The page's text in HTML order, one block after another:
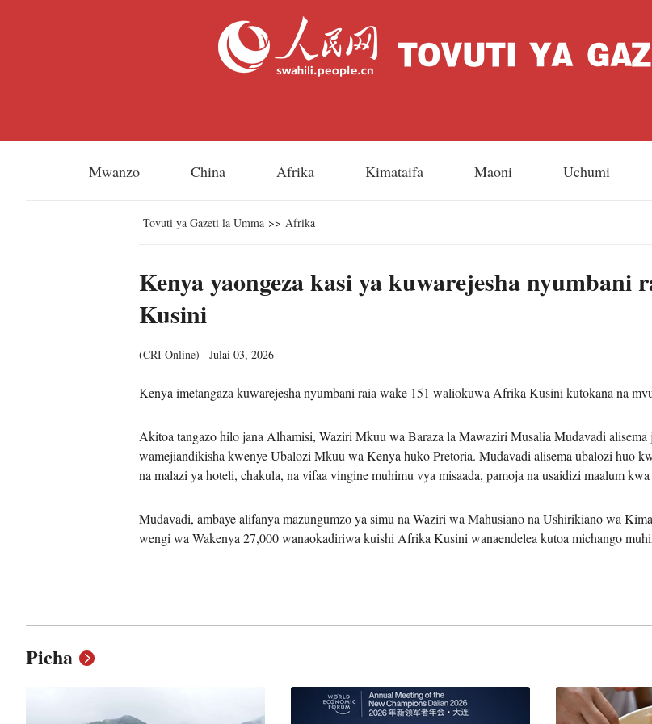
Mwanzo China Afrika Kimataifa Maoni Uchumi
Tovuti ya Gazeti la Umma >> Afrika
Kenya yaongeza kasi ya kuwarejesha
Kusini
(CRI Online) Julai 03, 2026
Kenya imetangaza kuwarejesha nyumbani raia wake 151 waliokuwa Afrika Kusini kutokana na
Akitoa tangazo hilo jana Alhamisi, Waziri Mkuu wa Baraza la Mawaziri Musalia Mudavadi
wamejiandikisha kwenye Ubalozi Mkuu wa Kenya huko Pretoria. Mudavadi alisema ubalozi huo
na malazi ya hoteli, chakula, na vifaa vingine muhimu vya misaada, pamoja na usaidizi maalum
Mudavadi, ambaye alifanya mazungumzo ya simu na Waziri wa Mahusiano na Ushirikiano wa
wengi wa Wakenya 27,000 wanaokadiriwa kuishi Afrika Kusini wanaendelea kutoa michango
Picha